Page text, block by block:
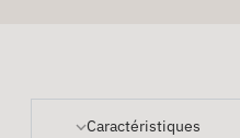
Caractéristiques